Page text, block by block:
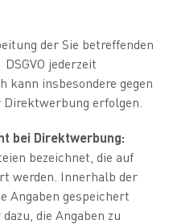
der Sie betreffenden
jederzeit
kann insbesondere gegen
erfolgen.
bei Direktwerbung:
bezeichnet, die auf
werden. Innerhalb der
Angaben gespeichert
die Angaben zu